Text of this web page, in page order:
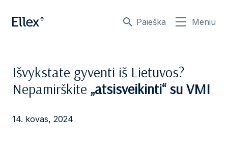
Paieška Meniu
Išvykstate gyventi iš Lietuvos?
Nepamirškite „atsisveikinti“ su VMI
14. kovas, 2024